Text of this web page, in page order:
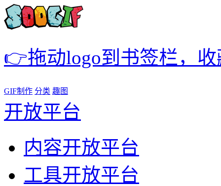
👉拖动logo到书签栏，
GIF制作 分类 趣图
开放平台
内容开放平台
工具开放平台